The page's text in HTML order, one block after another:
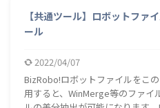
ァイルまたはフォルダ）を移動
ルダ）を削除8.サイトリスト情
トのライブラリ情報を取得
内の全てのユーザー（アカウント
ッセージ情報取得6.チャットの
チャンネルへメッセージ送信8.
【共通ツール】ロボットファ
ール
2022/04/07
BizRobo!ロボットファイルをこ
用すると、WinMerge等のファイ